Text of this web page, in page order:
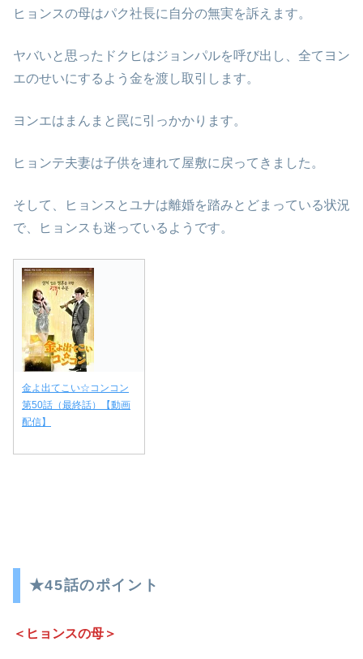
ヒョンスの母はパク社長に自分の無実を訴えます。
ヤバいと思ったドクヒはジョンパルを呼び出し、全てヨン
エのせいにするよう金を渡し取引します。
ヨンエはまんまと罠に引っかかります。
ヒョンテ夫妻は子供を連れて屋敷に戻ってきました。
そして、ヒョンスとユナは離婚を踏みとどまっている状況
で、ヒョンスも迷っているようです。
金よ出てこい☆コンコン
第50話（最終話）【動画
配信】
★45話のポイント
＜ヒョンスの母＞